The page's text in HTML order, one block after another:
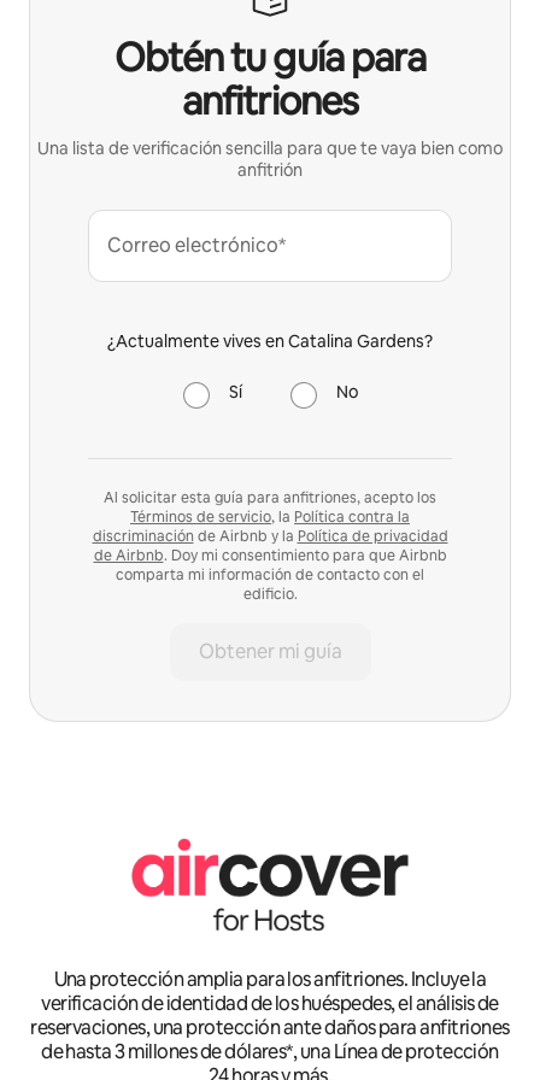
Obtén tu guía para
anfitriones
Una lista de verificación sencilla para que te vaya bien como
anfitrión
Correo electrónico*
¿Actualmente vives en Catalina Gardens?
Sí No
Al solicitar esta guía para anfitriones, acepto los
Términos de servicio, la Política contra la
discriminación de Airbnb y la Política de privacidad
de Airbnb. Doy mi consentimiento para que Airbnb
comparta mi información de contacto con el
edificio.
Obtener mi guía
Una protección amplia para los anfitriones. Incluye la
verificación de identidad de los huéspedes, el análisis de
reservaciones, una protección ante daños para anfitriones
de hasta 3 millones de dólares*, una Línea de protección